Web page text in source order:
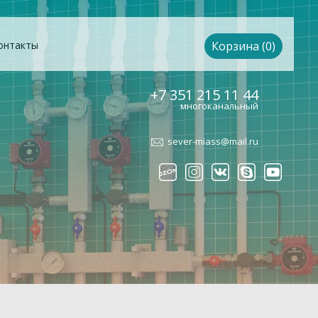
Корзина (0)
+7 351 215 11 44
многоканальный
sever-miass@mail.ru